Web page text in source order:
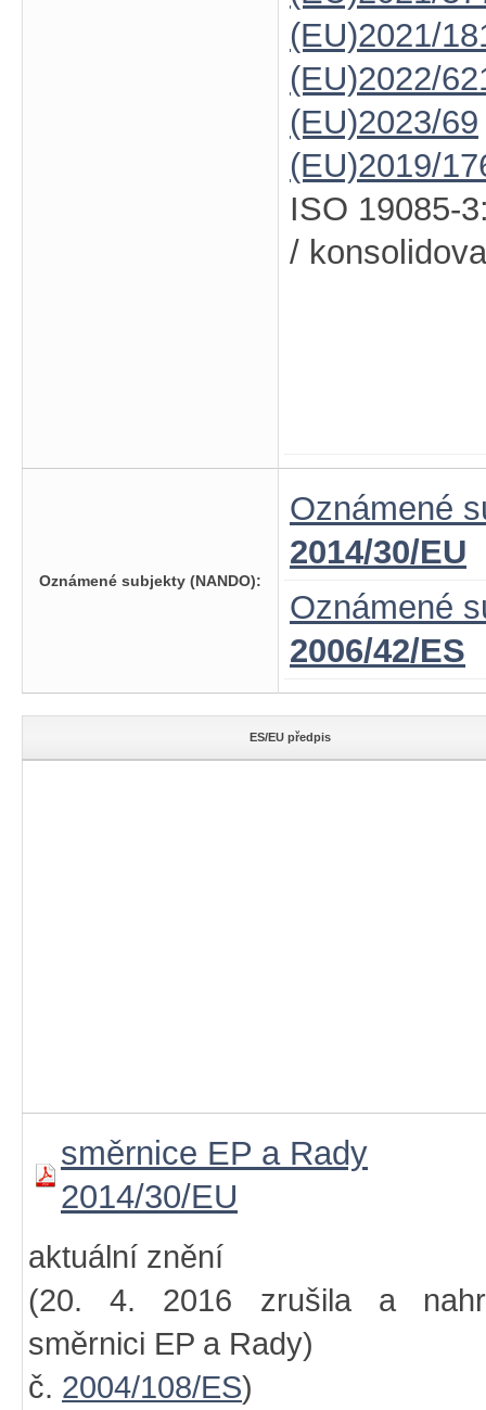
(EU)2021/
(EU)2022/
(EU)2023/69
(EU)2019/
ISO 19085-
/
Oznámené subjekty (NANDO):
Oznámené
2014/30/EU
Oznámené
2006/42/ES
ES/EU předpis
směrnice EP a Rady
2014/30/EU
aktuální znění
(20. 4. 2016 zrušila a
směrnici EP a Rady)
č. 2004/108/ES)